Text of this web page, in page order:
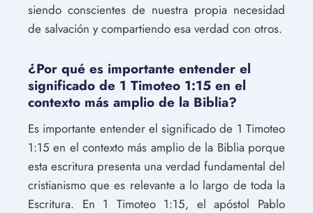
siendo conscientes de nuestra propia necesidad
de salvación y compartiendo esa verdad con otros.
¿Por qué es importante entender el
significado de 1 Timoteo 1:15 en el
contexto más amplio de la Biblia?
Es importante entender el significado de 1 Timoteo
1:15 en el contexto más amplio de la Biblia porque
esta escritura presenta una verdad fundamental del
cristianismo que es relevante a lo largo de toda la
Escritura. En 1 Timoteo 1:15, el apóstol Pablo